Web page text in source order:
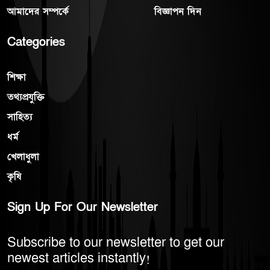
আমাদের সম্পর্কে
বিজ্ঞাপন দিন
Categories
শিক্ষা
তথ্যপ্রযুক্তি
সাহিত্য
ধর্ম
খেলাধুলা
কৃষি
Sign Up For Our Newsletter
Subscribe to our newsletter to get our
newest articles instantly!